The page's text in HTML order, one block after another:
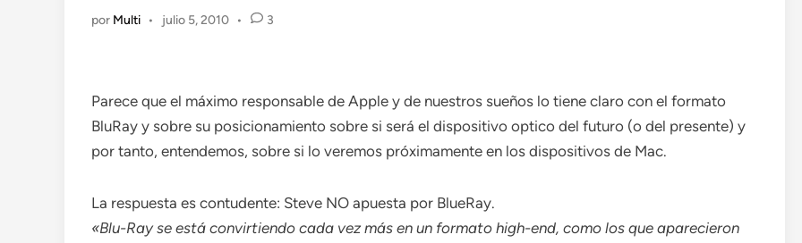
por Multi • julio 5, 2010 • 3
Parece que el máximo responsable de Apple y de nuestros sueños lo tiene claro con el formato
BluRay y sobre su posicionamiento sobre si será el dispositivo optico del futuro (o del presente) y
por tanto, entendemos, sobre si lo veremos próximamente en los dispositivos de Mac.
La respuesta es contudente: Steve NO apuesta por BlueRay.
«Blu-Ray se está convirtiendo cada vez más en un formato high-end, como los que aparecieron